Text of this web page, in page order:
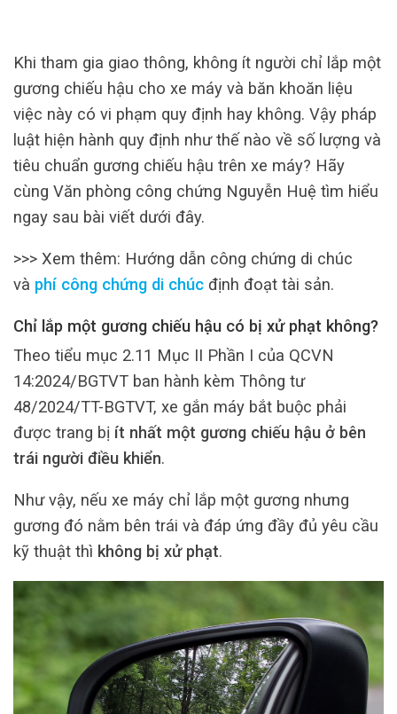
Khi tham gia giao thông, không ít người chỉ lắp một
gương chiếu hậu cho xe máy và băn khoăn liệu
việc này có vi phạm quy định hay không. Vậy pháp
luật hiện hành quy định như thế nào về số lượng và
tiêu chuẩn gương chiếu hậu trên xe máy? Hãy
cùng Văn phòng công chứng Nguyễn Huệ tìm hiểu
ngay sau bài viết dưới đây.
>>> Xem thêm: Hướng dẫn công chứng di chúc
và phí công chứng di chúc định đoạt tài sản.
Chỉ lắp một gương chiếu hậu có bị xử phạt không?
Theo tiểu mục 2.11 Mục II Phần I của QCVN
14:2024/BGTVT ban hành kèm Thông tư
48/2024/TT-BGTVT, xe gắn máy bắt buộc phải
được trang bị ít nhất một gương chiếu hậu ở bên
trái người điều khiển.
Như vậy, nếu xe máy chỉ lắp một gương nhưng
gương đó nằm bên trái và đáp ứng đầy đủ yêu cầu
kỹ thuật thì không bị xử phạt.